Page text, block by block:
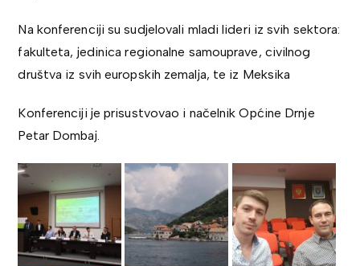
Na konferenciji su sudjelovali mladi lideri iz svih sektora:
fakulteta, jedinica regionalne samouprave, civilnog
društva iz svih europskih zemalja, te iz Meksika
Konferenciji je prisustvovao i načelnik Općine Drnje
Petar Dombaj.